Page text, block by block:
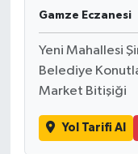
Gamze Eczanesi
Yeni Mahallesi
Belediye
Market Bitişiği
Yol Tarifi Al